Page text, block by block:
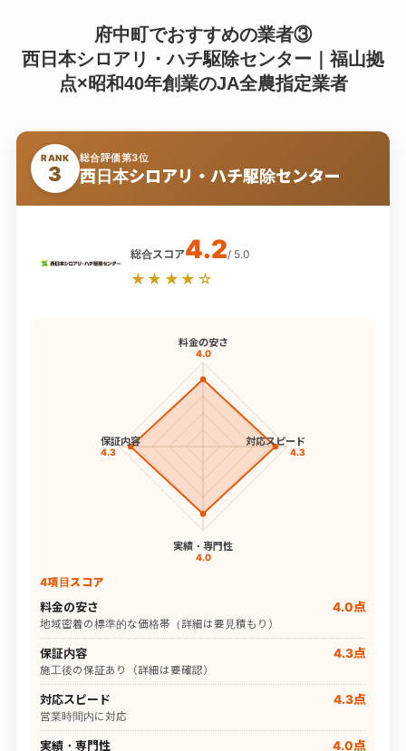
府中町でおすすめの業者③
西日本シロアリ・ハチ駆除センター｜福山拠
点×昭和40年創業のJA全農指定業者
RANK
3
総合評価第3位
西日本シロアリ・ハチ駆除センター
総合スコア4.2/ 5.0
★★★★☆
料金の安さ
4.0
対応スピード
4.3
実績・専門性
4.0
保証内容
4.3
4項目スコア
料金の安さ 4.0点
地域密着の標準的な価格帯（詳細は要見積もり）
保証内容 4.3点
施工後の保証あり（詳細は要確認）
対応スピード 4.3点
営業時間内に対応
実績・専門性 4.0点